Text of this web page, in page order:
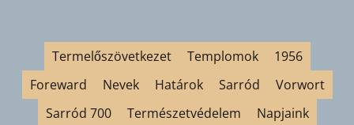
Termelőszövetkezet Templomok
1956
Foreward
Nevek Határok Sarród
Vorwort
Sarród 700
Természetvédelem
Napjaink